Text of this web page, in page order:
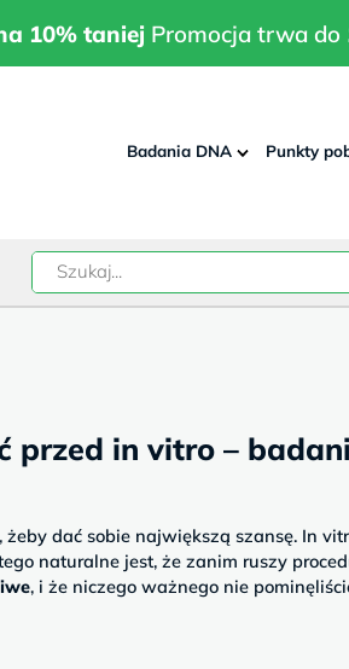
10% taniej Promocja trwa do
10% taniej Promocja trwa do
Badania DNA Punkty
przed in vitro –
dać sobie największą szansę. In
naturalne jest, że zanim ruszy
, i że niczego ważnego nie